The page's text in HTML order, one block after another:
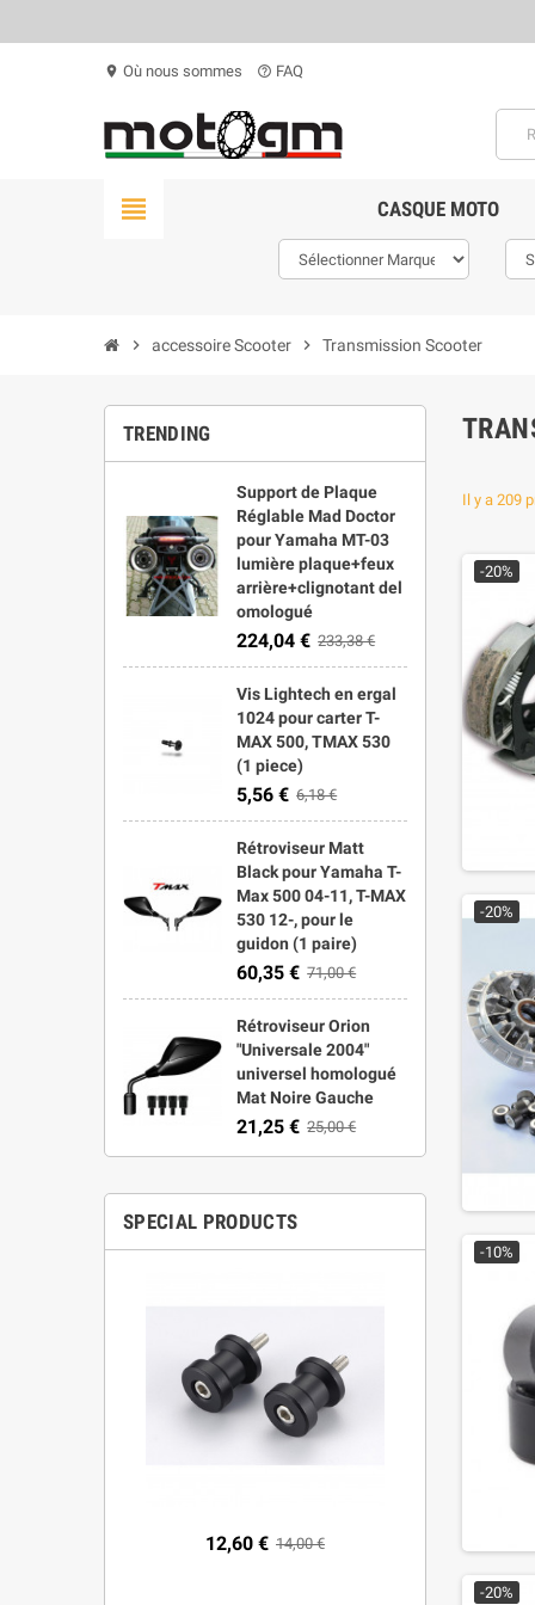
location_on Où nous sommes help_outline FAQ
view_headline CASQUE MOTO
chevron_right accessoire Scooter chevron_right Transmission Scooter
TRENDING
Support de Plaque
Réglable Mad Doctor
pour Yamaha MT-03
lumière plaque+feux
arrière+clignotant del
omologué
224,04 € 233,38 €
Vis Lightech en ergal
1024 pour carter T-
MAX 500, TMAX 530
(1 piece)
5,56 € 6,18 €
Rétroviseur Matt
Black pour Yamaha T-
Max 500 04-11, T-MAX
530 12-, pour le
guidon (1 paire)
60,35 € 71,00 €
Rétroviseur Orion
"Universale 2004"
universel homologué
Mat Noire Gauche
21,25 € 25,00 €
SPECIAL PRODUCTS
12,60 € 14,00 €
Il y a 209
-20%
-20%
-10%
-20%